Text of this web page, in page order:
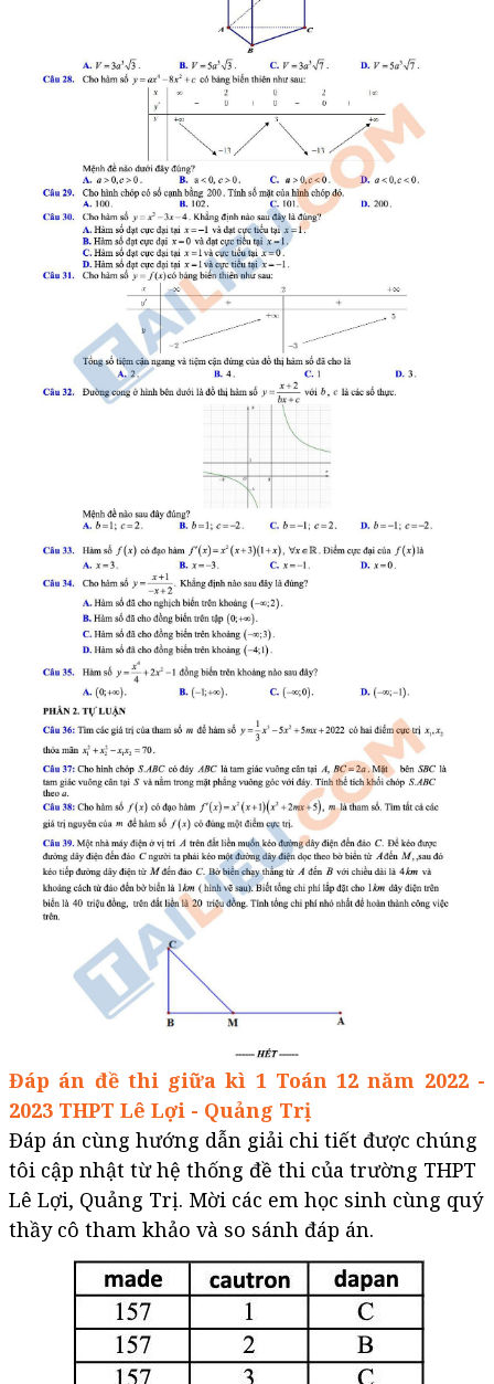
Đáp án đề thi giữa kì 1 Toán 12 năm 2022 -
2023 THPT Lê Lợi - Quảng Trị
Đáp án cùng hướng dẫn giải chi tiết được chúng
tôi cập nhật từ hệ thống đề thi của trường THPT
Lê Lợi, Quảng Trị. Mời các em học sinh cùng quý
thầy cô tham khảo và so sánh đáp án.